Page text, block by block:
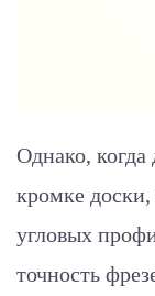
Однако, когда
кромке
угловых
точность